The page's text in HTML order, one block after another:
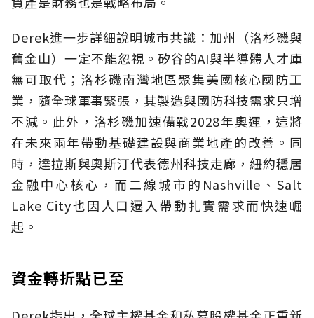
Derek進一步詳細說明城市共識：加州（洛杉磯與
舊金山）一定不能忽視。矽谷的AI與半導體人才庫
無可取代；洛杉磯南灣地區聚集美國核心國防工
業，隨全球軍事緊張，其製造與國防科技需求只增
不減。此外，洛杉磯加速備戰2028年奧運，這將
在未來兩年帶動基礎建設與商業地產的改善。同
時，達拉斯與奧斯汀代表德州科技走廊，紐約穩居
金融中心核心，而二線城市的Nashville、Salt
Lake City也因人口遷入帶動扎實需求而快速崛
起。
資金轉折點已至